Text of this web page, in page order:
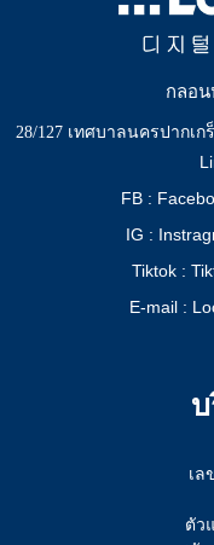
กลอ
28/127 เทศบาลนครปากเ
FB :
IG :
Tiktok :
E-mail :
เ
ตัว